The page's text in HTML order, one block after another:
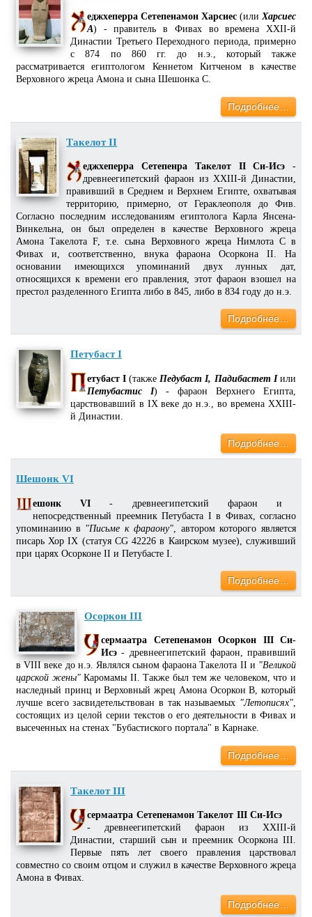
еджхеперра Сетепенамон Харсиес (илиХарсиес
А) - правитель в Фивах во времена XXII-й
Династии Третьего Переходного периода, примерно
с 874 по 860 гг. до н.э., который также
рассматривается египтологом Кеннетом Китченом в качестве
Верховного жреца Амона и сына Шешонка С.
Подробнее…
Такелот II
еджхеперра Сетепенра Такелот II Си-Исэ -
древнеегипетский фараон из XXIII-й Династии,
правивший в Среднем и Верхнем Египте, охватывая
территорию, примерно, от Гераклеополя до Фив.
Согласно последним исследованиям египтолога Карла Янсена-
Винкельна, он был определен в качестве Верховного жреца
Амона Такелота F, т.е. сына Верховного жреца Нимлота С в
Фивах и, соответственно, внука фараона Осоркона II. На
основании имеющихся упоминаний двух лунных дат,
относящихся к времени его правления, этот фараон взошел на
престол разделенного Египта либо в 845, либо в 834 году до н.э.
Подробнее…
Петубаст I
етубаст I(также Педубаст I, Падибастет Iили
Петубастис I) - фараон Верхнего Египта,
царствовавший в IX веке до н.э., во времена XXIII-
й Династии.
Подробнее…
Шешонк VI
ешонк VI - древнеегипетский фараон и
непосредственный преемник Петубаста I в Фивах, согласно
упоминанию в "Письме к фараону" , автором которого является
писарь Хор IX (статуя CG 42226 в Каирском музее), служивший
при царях Осорконе II и Петубасте I.
Подробнее…
Осоркон III
сермаатра Сетепенамон Осоркон III Си-
Исэ - древнеегипетский фараон, правивший
в VIII веке до н.э. Являлся сыном фараона Такелота II и "Великой
царской жены"Каромамы II. Также был тем же человеком, что и
наследный принц и Верховный жрец Амона Осоркон B, который
лучше всего засвидетельствован в так называемых "Летописях",
состоящих из целой серии текстов о его деятельности в Фивах и
высеченных на стенах "Бубастиского портала" в Карнаке.
Подробнее…
Такелот III
сермаатра Сетепенамон Такелот III Си-Исэ
- древнеегипетский фараон из XXIII-й
Династии, старший сын и преемник Осоркона III.
Первые пять лет своего правления царствовал
совместно со своим отцом и служил в качестве Верховного жреца
Амона в Фивах.
Подробнее…